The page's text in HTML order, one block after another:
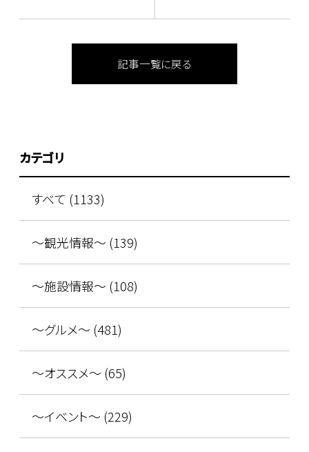
記事一覧に戻る
カテゴリ
すべて (1133)
～観光情報～ (139)
～施設情報～ (108)
～グルメ～ (481)
～オススメ～ (65)
～イベント～ (229)